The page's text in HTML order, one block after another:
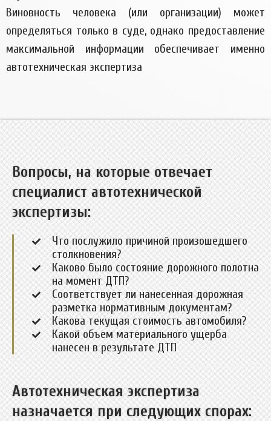
Виновность человека (или организации) может
определяться только в суде, однако предоставление
максимальной информации обеспечивает именно
автотехническая экспертиза
Вопросы, на которые отвечает
специалист автотехнической
экспертизы:
Что послужило причиной произошедшего
столкновения?
Каково было состояние дорожного полотна
на момент ДТП?
Соответствует ли нанесенная дорожная
разметка нормативным документам?
Какова текущая стоимость автомобиля?
Какой объем материального ущерба
нанесен в результате ДТП
Автотехническая экспертиза
назначается при следующих спорах: